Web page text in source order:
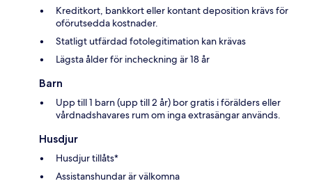
Kreditkort, bankkort eller kontant deposition krävs för
oförutsedda kostnader.
Statligt utfärdad fotolegitimation kan krävas
Lägsta ålder för incheckning är 18 år
Barn
Upp till 1 barn (upp till 2 år) bor gratis i förälders eller
vårdnadshavares rum om inga extrasängar används.
Husdjur
Husdjur tillåts*
Assistanshundar är välkomna